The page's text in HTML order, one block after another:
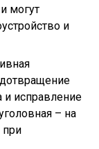
могут
и
и исправление
– на
при